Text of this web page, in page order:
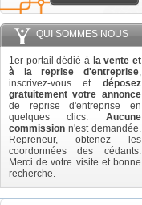
QUI SOMMES NOUS
1er portail dédié à la vente et
à la reprise d'entreprise,
inscrivez-vous et déposez
gratuitement votre annonce
de reprise d'entreprise en
quelques clics. Aucune
commission n'est demandée.
Repreneur, obtenez les
coordonnées des cédants.
Merci de votre visite et bonne
recherche.